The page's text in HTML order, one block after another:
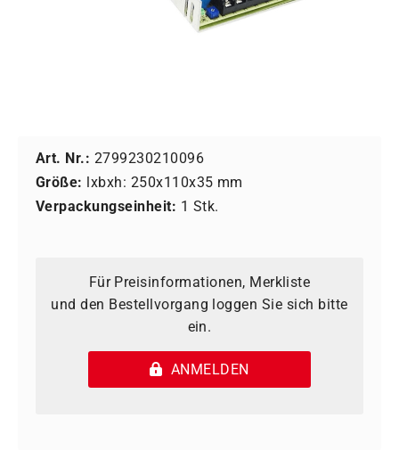
Art. Nr.: 2799230210096
Größe: lxbxh: 250x110x35 mm
Verpackungseinheit: 1 Stk.
Für Preisinformationen, Merkliste
und den Bestellvorgang loggen Sie sich bitte
ein.
ANMELDEN